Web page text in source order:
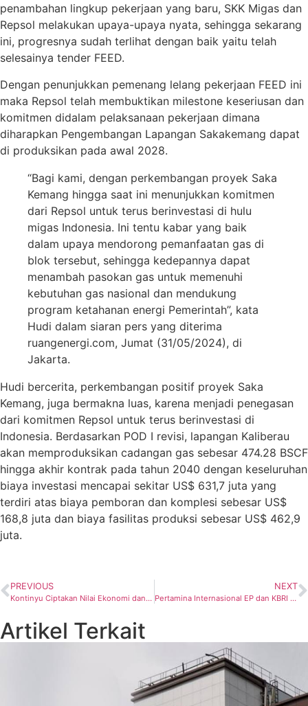
penambahan lingkup pekerjaan yang baru, SKK Migas dan
Repsol melakukan upaya-upaya nyata, sehingga sekarang
ini, progresnya sudah terlihat dengan baik yaitu telah
selesainya tender FEED.
Dengan penunjukkan pemenang lelang pekerjaan FEED ini
maka Repsol telah membuktikan milestone keseriusan dan
komitmen didalam pelaksanaan pekerjaan dimana
diharapkan Pengembangan Lapangan Sakakemang dapat
di produksikan pada awal 2028.
“Bagi kami, dengan perkembangan proyek Saka
Kemang hingga saat ini menunjukkan komitmen
dari Repsol untuk terus berinvestasi di hulu
migas Indonesia. Ini tentu kabar yang baik
dalam upaya mendorong pemanfaatan gas di
blok tersebut, sehingga kedepannya dapat
menambah pasokan gas untuk memenuhi
kebutuhan gas nasional dan mendukung
program ketahanan energi Pemerintah”, kata
Hudi dalam siaran pers yang diterima
ruangenergi.com, Jumat (31/05/2024), di
Jakarta.
Hudi bercerita, perkembangan positif proyek Saka
Kemang, juga bermakna luas, karena menjadi penegasan
dari komitmen Repsol untuk terus berinvestasi di
Indonesia. Berdasarkan POD I revisi, lapangan Kaliberau
akan memproduksikan cadangan gas sebesar 474.28 BSCF
hingga akhir kontrak pada tahun 2040 dengan keseluruhan
biaya investasi mencapai sekitar US$ 631,7 juta yang
terdiri atas biaya pemboran dan komplesi sebesar US$
168,8 juta dan biaya fasilitas produksi sebesar US$ 462,9
juta.
PREVIOUS
Kontinyu Ciptakan Nilai Ekonomi dan Sosial Berkelanjutan, PLN Nusantara Power Raih 19 Penghargaan TOP CSR
NEXT
Pertamina Internasional EP dan KBRI di Aljazair Tandatangani Rencana Kontigensi Evakuasi Personel
Artikel Terkait